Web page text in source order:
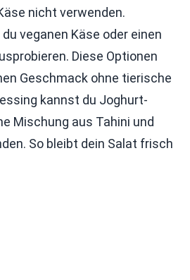
nicht verwenden.
veganen Käse oder einen
Diese Optionen
Geschmack ohne tierische
kannst du Joghurt-
Mischung aus Tahini und
So bleibt dein Salat frisch